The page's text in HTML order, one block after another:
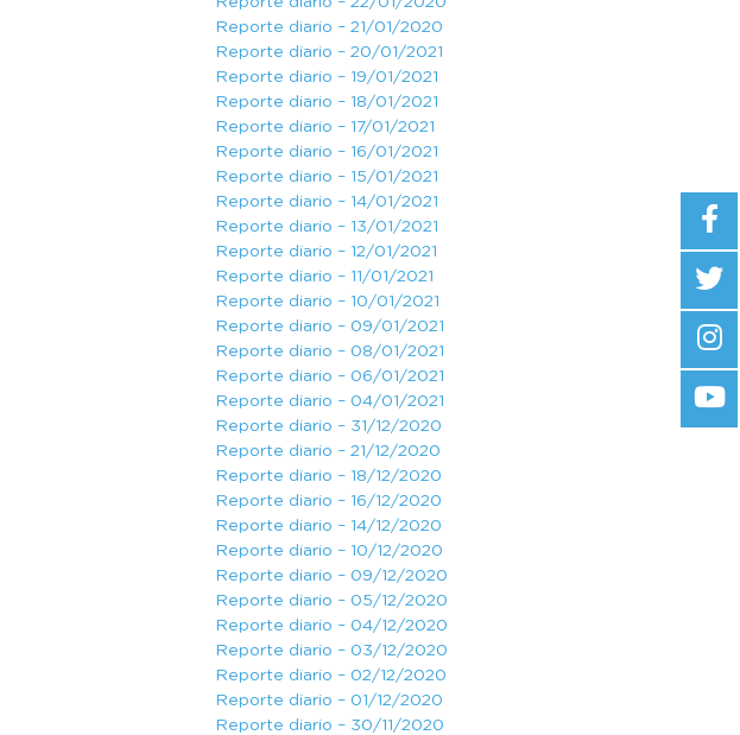
Reporte diario – 21/01/2020
Reporte diario – 20/01/2021
Reporte diario – 19/01/2021
Reporte diario – 18/01/2021
Reporte diario – 17/01/2021
Reporte diario – 16/01/2021
Reporte diario – 15/01/2021
Reporte diario – 14/01/2021
Reporte diario – 13/01/2021
Reporte diario – 12/01/2021
Reporte diario – 11/01/2021
Reporte diario – 10/01/2021
Reporte diario – 09/01/2021
Reporte diario – 08/01/2021
Reporte diario – 06/01/2021
Reporte diario – 04/01/2021
Reporte diario – 31/12/2020
Reporte diario – 21/12/2020
Reporte diario – 18/12/2020
Reporte diario – 16/12/2020
Reporte diario – 14/12/2020
Reporte diario – 10/12/2020
Reporte diario – 09/12/2020
Reporte diario – 05/12/2020
Reporte diario – 04/12/2020
Reporte diario – 03/12/2020
Reporte diario – 02/12/2020
Reporte diario – 01/12/2020
Reporte diario – 30/11/2020